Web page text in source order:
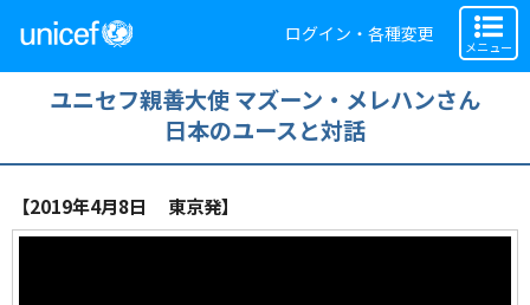
ログイン・各種変更
メニュー
ユニセフ親善大使 マズーン・メレハンさん
日本のユースと対話
【2019年4月8日 東京発】